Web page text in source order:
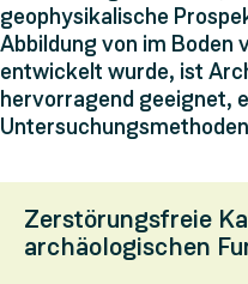
geophysikalische
Abbildung von im
entwickelt wurde, ist
hervorragend geeignet,
Zerstörungsfreie
archäologischen